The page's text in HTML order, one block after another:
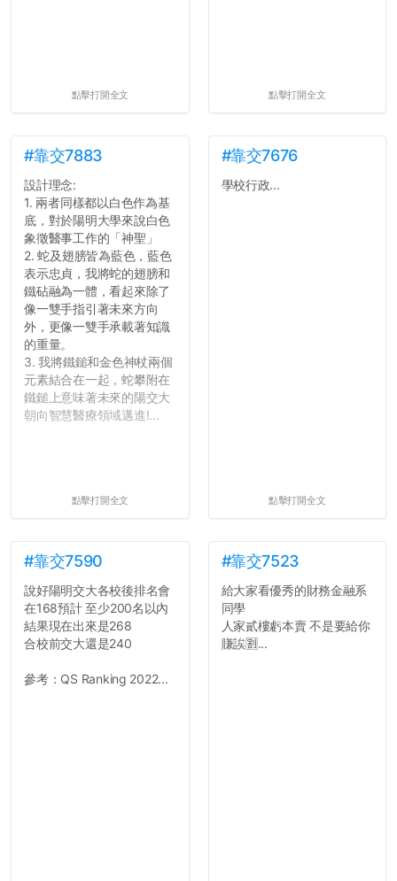
點擊打開全文 點擊打開全文
#靠交7883
設計理念:
1. 兩者同樣都以白色作為基
底，對於陽明大學來說白色
象徵醫事工作的「神聖」
2. 蛇及翅膀皆為藍色，藍色
表示忠貞，我將蛇的翅膀和
鐵砧融為一體，看起來除了
像一雙手指引著未來方向
外，更像一雙手承載著知識
的重量。
3. 我將鐵鎚和金色神杖兩個
元素結合在一起，蛇攀附在
鐵鎚上意味著未來的陽交大
朝向智慧醫療領域邁進!...
點擊打開全文
#靠交7676
學校行政...
點擊打開全文
#靠交7590
說好陽明交大各校後排名會
在168預計 至少200名以內
結果現在出來是268
合校前交大還是240
參考：QS Ranking 2022...
#靠交7523
給大家看優秀的財務金融系
同學
人家貳樓虧本賣 不是要給你
賺誒🈹...